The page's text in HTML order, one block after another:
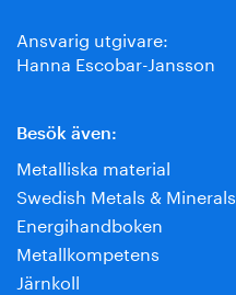
Ansvarig utgivare:
Hanna Escobar-Jansson
Besök även:
Metalliska material
Swedish Metals & Minerals
Energihandboken
Metallkompetens
Järnkoll